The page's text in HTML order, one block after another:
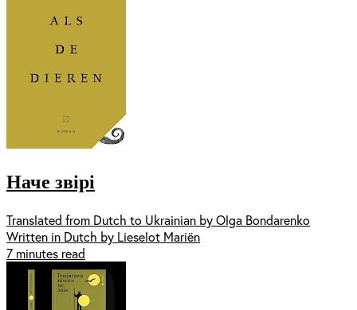
Наче звірі
Translated from Dutch to Ukrainian by Olga Bondarenko
Written in Dutch by Lieselot Mariën
7 minutes read